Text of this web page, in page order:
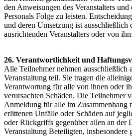
den Anweisungen des Veranstalters und
Personals Folge zu leisten.
und deren Umsetzung ist ausschließlich
ausrichtenden Veranstalters oder von
26. Verantwortlichkeit und
Alle Teilnehmer nehmen ausschließlich
Veranstaltung teil. Sie tragen die
Verantwortung für alle von ihnen oder
verursachten Schäden. Die Teilnehmer
Anmeldung für alle im Zusammenhang
erlittenen Unfälle oder Schäden auf
oder Rückgriffs gegenüber allen an der
Veranstaltung Beteiligten, insbesondere